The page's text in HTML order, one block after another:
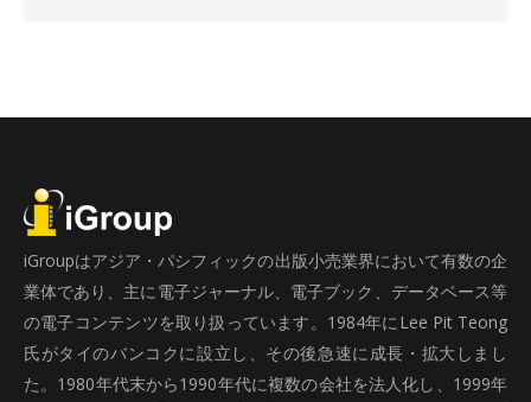
iGroupはアジア・パシフィックの出版小売業界において有数の企
業体であり、主に電子ジャーナル、電子ブック、データベース等
の電子コンテンツを取り扱っています。1984年にLee Pit Teong
氏がタイのバンコクに設立し、その後急速に成長・拡大しまし
た。1980年代末から1990年代に複数の会社を法人化し、1999年